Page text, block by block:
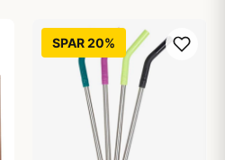
SPAR 20%